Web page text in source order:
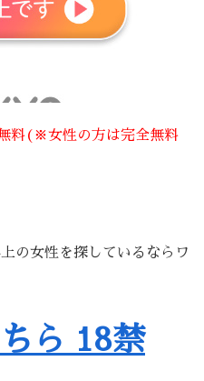
料(※女性の方は完全無料
の女性を探しているならワ
ら 18禁